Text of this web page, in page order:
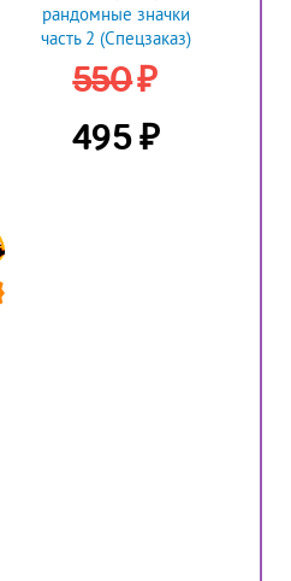
рандомные значки
часть 2 (Спецзаказ)
550₽
495 ₽